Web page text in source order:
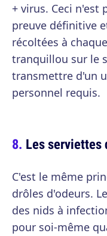
+ virus. Ceci n'est
preuve définitive
récoltées à
tranquillou sur le
transmettre d'un
personnel requis.
Les serviettes
C'est le même
drôles d'odeurs.
des nids à
pour soi-même